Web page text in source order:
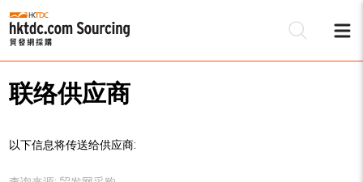
联络供应商
以下信息将传送给供应商: